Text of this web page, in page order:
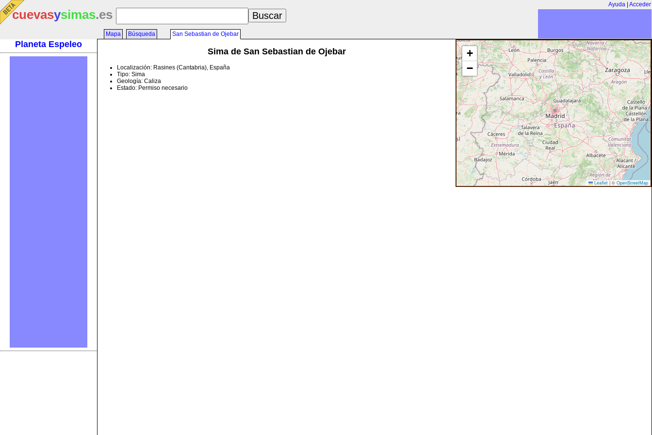
Ayuda Acceder
cuevasysimas.es
Planeta Espeleo
Mapa Búsqueda San Sebastian de Ojebar
+
−
Leaflet | © OpenStreetMap
Sima de San Sebastian de Ojebar
Localización: Rasines (Cantabria), España
Tipo: Sima
Geología: Caliza
Estado: Permiso necesario